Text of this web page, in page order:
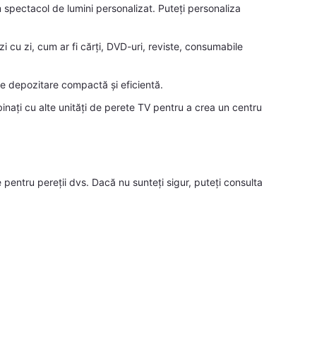
de lumini personalizat. Puteți personaliza
cu zi, cum ar fi cărți, DVD-uri, reviste, consumabile
depozitare compactă și eficientă.
cu alte unități de perete TV pentru a crea un centru
pereții dvs. Dacă nu sunteți sigur, puteți consulta